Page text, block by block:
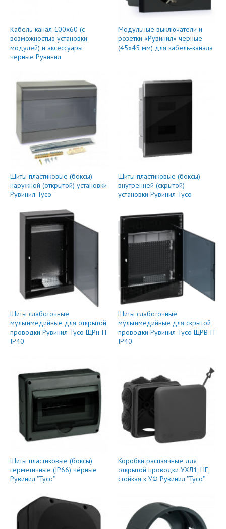
Кабель-канал 100x60 (с
возможностью установки
модулей) и аксессуары
черные Рувинил
Модульные выключатели и
розетки «Рувинил» черные
(45х45 мм) для кабель-канала
Щиты пластиковые (боксы)
наружной (открытой) установки
Рувинил Тусо
Щиты пластиковые (боксы)
внутренней (скрытой)
установки Рувинил Тусо
Щиты слаботочные
мультимедийные для открытой
проводки Рувинил Тусо ЩРн-П
IP40
Щиты слаботочные
мультимедийные для скрытой
проводки Рувинил Тусо ЩРВ-П
IP40
Щиты пластиковые (боксы)
герметичные (IP66) чёрные
Рувинил "Тусо"
Коробки распаячные для
открытой проводки УХЛ1, HF,
стойкая к УФ Рувинил "Тусо"